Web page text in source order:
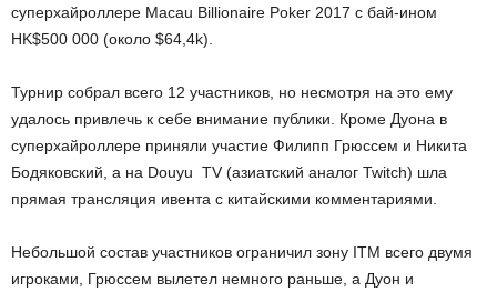
суперхайроллере Macau Billionaire Poker 2017 с бай-ином
HK$500 000 (около $64,4k).
Турнир собрал всего 12 участников, но несмотря на это ему
удалось привлечь к себе внимание публики. Кроме Дуона в
суперхайроллере приняли участие Филипп Грюссем и Никита
Бодяковский, а на Douyu TV (азиатский аналог Twitch) шла
прямая трансляция ивента с китайскими комментариями.
Небольшой состав участников ограничил зону ITM всего двумя
игроками, Грюссем вылетел немного раньше, а Дуон и